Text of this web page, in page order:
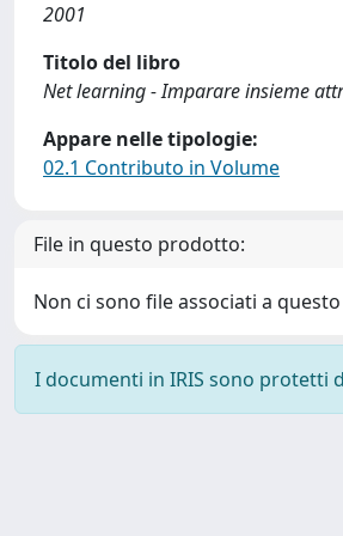
2001
Titolo del libro
Net learning - Imparare insieme
Appare nelle tipologie:
02.1 Contributo in Volume
File in questo prodotto:
Non ci sono file associati a
I documenti in IRIS sono protetti